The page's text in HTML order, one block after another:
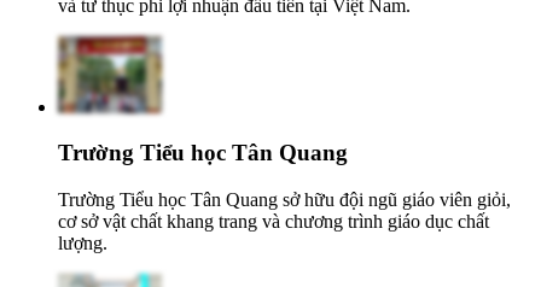
và tư thục phi lợi nhuận đầu tiên tại Việt Nam.
Trường Tiểu học Tân Quang
Trường Tiểu học Tân Quang sở hữu đội ngũ giáo viên giỏi,
cơ sở vật chất khang trang và chương trình giáo dục chất
lượng.